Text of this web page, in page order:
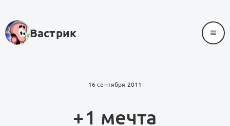
Вастрик ≡
16 сентября 2011
+1 мечта